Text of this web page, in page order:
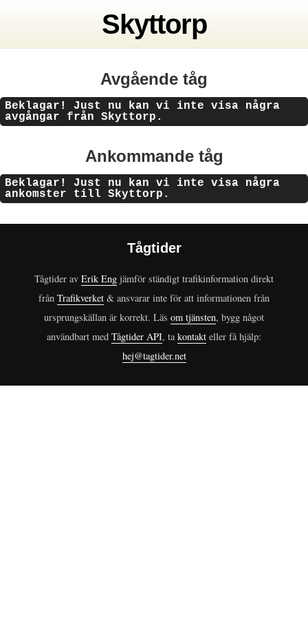
Skyttorp
Avgående tåg
Beklagar! Just nu kan vi inte visa några
avgångar från Skyttorp.
Ankommande tåg
Beklagar! Just nu kan vi inte visa några
ankomster till Skyttorp.
Tågtider
Tågtider av Erik Eng jämför ständigt trafikinformation direkt
från Trafikverket & ansvarar inte för att informationen från
ursprungskällan är korrekt. Läs om tjänsten, bygg något
användbart med Tågtider API, takontakt eller få hjälp:
hej@tagtider.net